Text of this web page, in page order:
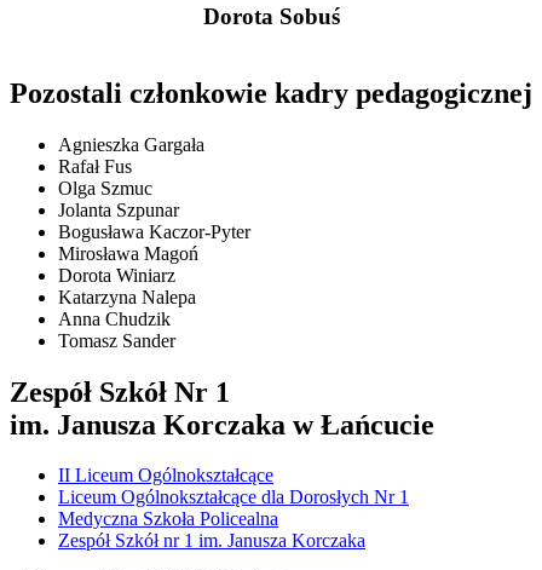
Dorota Sobuś
Pozostali członkowie kadry pedagogicznej
Agnieszka Gargała
Rafał Fus
Olga Szmuc
Jolanta Szpunar
Bogusława Kaczor-Pyter
Mirosława Magoń
Dorota Winiarz
Katarzyna Nalepa
Anna Chudzik
Tomasz Sander
Zespół Szkół Nr 1
im. Janusza Korczaka w Łańcucie
II Liceum Ogólnokształcące
Liceum Ogólnokształcące dla Dorosłych Nr 1
Medyczna Szkoła Policealna
Zespół Szkół nr 1 im. Janusza Korczaka